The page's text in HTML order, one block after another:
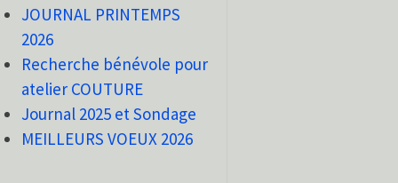
JOURNAL PRINTEMPS
2026
Recherche bénévole pour
atelier COUTURE
Journal 2025 et Sondage
MEILLEURS VOEUX 2026